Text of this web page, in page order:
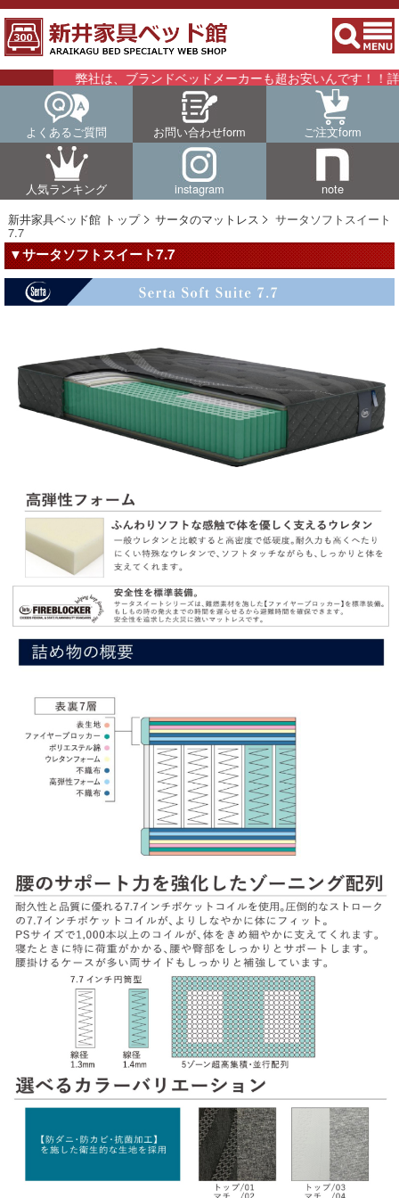
弊社は、ブランドベッドメーカーも超お安いんです！！詳細
よくあるご質問 お問い合わせform ご注文form
人気ランキング instagram
note
新井家具ベッド館 トップ
サータのマットレス サータソフトスイート
7.7
▼サータソフトスイート7.7